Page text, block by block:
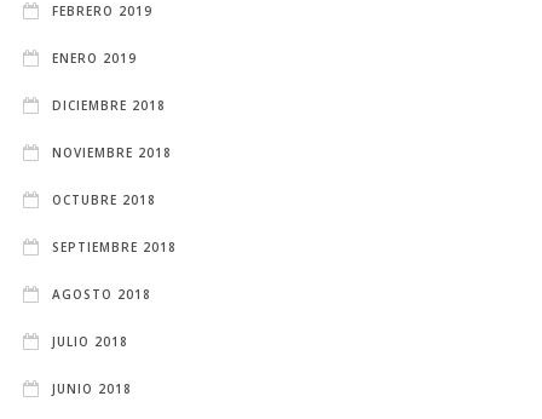
FEBRERO 2019
ENERO 2019
DICIEMBRE 2018
NOVIEMBRE 2018
OCTUBRE 2018
SEPTIEMBRE 2018
AGOSTO 2018
JULIO 2018
JUNIO 2018